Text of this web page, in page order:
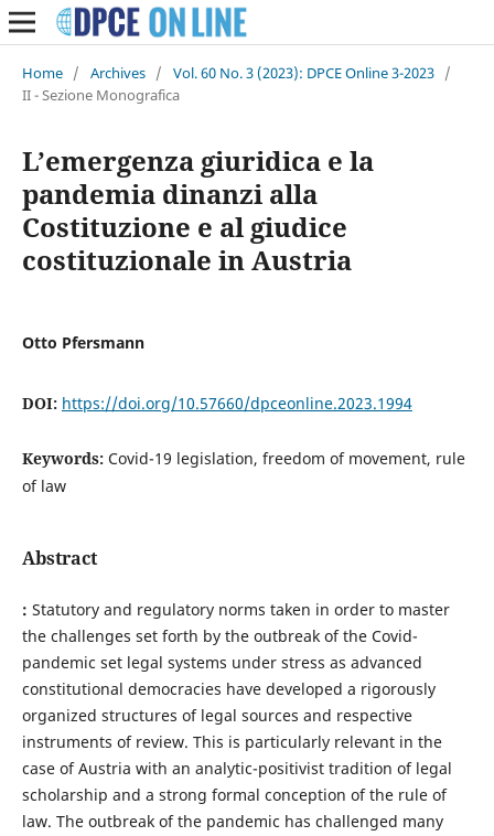
Home / Archives / Vol. 60 No. 3 (2023): DPCE Online 3-2023 /
II - Sezione Monografica
L’emergenza giuridica e la
pandemia dinanzi alla
Costituzione e al giudice
costituzionale in Austria
Otto Pfersmann
DOI: https://doi.org/10.57660/dpceonline.2023.1994
Keywords: Covid-19 legislation, freedom of movement, rule
of law
Abstract
: Statutory and regulatory norms taken in order to master
the challenges set forth by the outbreak of the Covid-
pandemic set legal systems under stress as advanced
constitutional democracies have developed a rigorously
organized structures of legal sources and respective
instruments of review. This is particularly relevant in the
case of Austria with an analytic-positivist tradition of legal
scholarship and a strong formal conception of the rule of
law. The outbreak of the pandemic has challenged many